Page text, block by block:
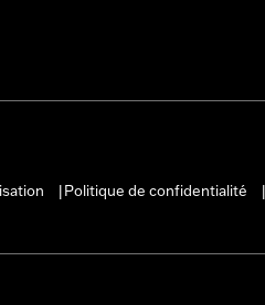
Politique de confidentialité